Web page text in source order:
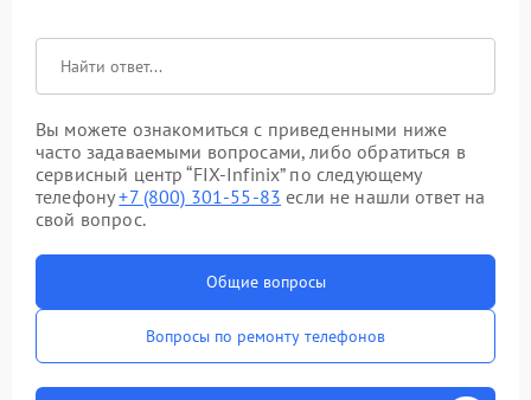
Вы можете ознакомиться с приведенными ниже
часто задаваемыми вопросами, либо обратиться в
сервисный центр “FIX-Infinix” по следующему
телефону+7 (800) 301-55-83 если не нашли ответ на
свой вопрос.
Общие вопросы
Вопросы по ремонту телефонов